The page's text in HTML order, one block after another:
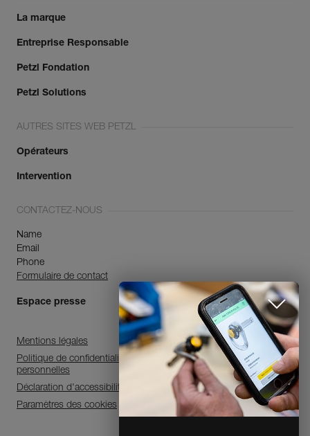
La marque
Entreprise Responsable
Petzl Fondation
Petzl Solutions
AUTRES SITES WEB PETZL
Opérateurs
Intervention
CONTACTEZ-NOUS
Name
Email
Phone
Formulaire de contact
Espace presse
Mentions légales
Politique de confidentialité et de traitement des données
personnelles
Déclaration d'accessibilité
Paramètres des cookies